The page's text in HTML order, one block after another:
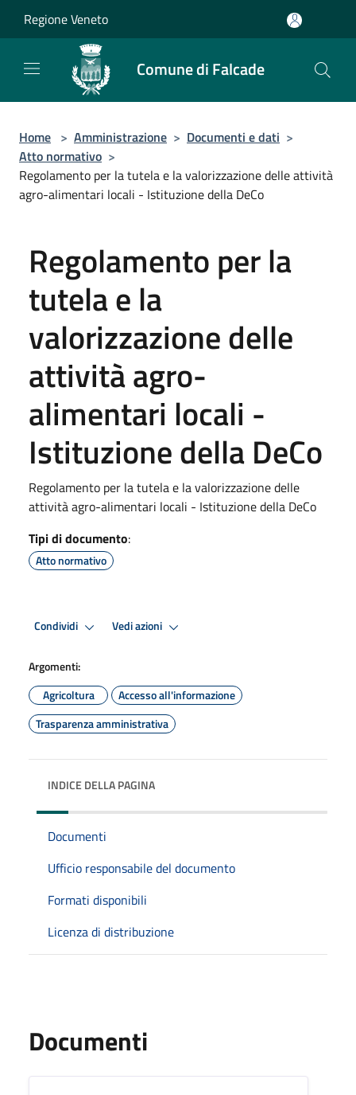
Regione Veneto
Comune di Falcade
Home > Amministrazione > Documenti e dati >
Atto normativo >
Regolamento per la tutela e la valorizzazione delle attività
agro-alimentari locali - Istituzione della DeCo
Regolamento per la
tutela e la
valorizzazione delle
attività agro-
alimentari locali -
Istituzione della DeCo
Regolamento per la tutela e la valorizzazione delle
attività agro-alimentari locali - Istituzione della DeCo
Tipi di documento:
Atto normativo
Condividi Vedi azioni
Argomenti:
Agricoltura
Accesso all'informazione
Trasparenza amministrativa
INDICE DELLA PAGINA
Documenti
Ufficio responsabile del documento
Formati disponibili
Licenza di distribuzione
Documenti